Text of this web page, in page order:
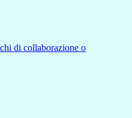
di collaborazione o